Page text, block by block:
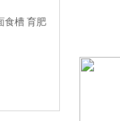
食槽 育肥